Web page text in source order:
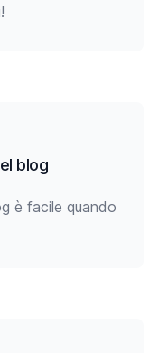
blog
è facile quando